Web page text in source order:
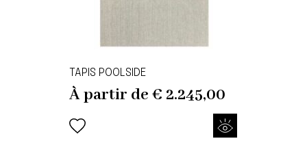
TAPIS POOLSIDE
À partir de€ 2.245,00